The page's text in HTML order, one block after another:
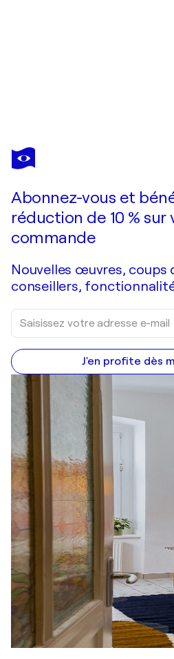
IRYNA
KASTSOVA
Je passe
Abonnez-vous et
réduction de 10 %
commande
Nouvelles œuvres,
conseillers,
J'en profite dès